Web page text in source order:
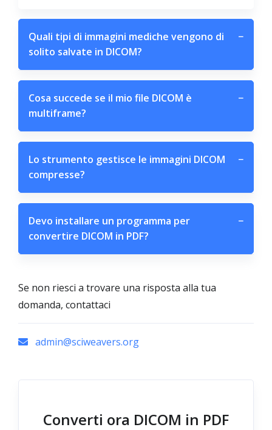
Quali tipi di immagini mediche vengono di
solito salvate in DICOM?
−
Cosa succede se il mio file DICOM è
multiframe?
−
Lo strumento gestisce le immagini DICOM
compresse?
−
Devo installare un programma per
convertire DICOM in PDF?
−
Se non riesci a trovare una risposta alla tua
domanda, contattaci
admin@sciweavers.org
Converti ora DICOM in PDF